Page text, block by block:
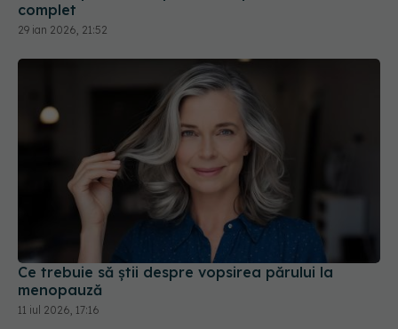
29 ian 2026, 21:52
Ce trebuie să știi despre vopsirea părului la
menopauză
11 iul 2026, 17:16